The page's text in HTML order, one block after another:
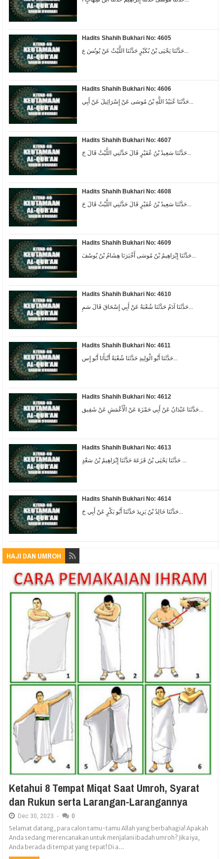
Hadits Shahih Bukhari No: 4605
Hadits Shahih Bukhari No: 4606
حَدَّثَنَا عُبَيْدُ اللَّهِ بْنُ مُوسَى عَنْ إِسْرَائِيلَ عَنْ أَبِي...
Hadits Shahih Bukhari No: 4607
حَدَّثَنَا سَعِيدُ بْنُ عُفَيْرٍ قَالَ حَدَّثَنِي اللَّيْثُ قَالَ حَ...
Hadits Shahih Bukhari No: 4608
حَدَّثَنَا سَعِيدُ بْنُ عُفَيْرٍ قَالَ حَدَّثَنِي اللَّيْثُ قَالَ حَ...
Hadits Shahih Bukhari No: 4609
حَدَّثَنَا إِبْرَاهِيمُ بْنُ مُوسَى أَخْبَرَنَا هِشَامُ بْنُ يُوسُفَ...
Hadits Shahih Bukhari No: 4610
حَدَّثَنَا آدَمُ حَدَّثَنَا شُعْبَةُ عَنْ أَبِي إِسْحَاقَ قَالَ سَمِ...
Hadits Shahih Bukhari No: 4611
Hadits Shahih Bukhari No: 4612
Hadits Shahih Bukhari No: 4613
حَدَّثَنَا يَحْيَى بْنُ قَزَعَةَ حَدَّثَنَا إِبْرَاهِيمُ بْنُ سَعْدٍ ...
Hadits Shahih Bukhari No: 4614
حَدَّثَنَا خَالِدُ بْنُ يَزِيدَ حَدَّثَنَا أَبُو بَكْرٍ عَنْ أَبِي حَ...
HAJI DAN UMROH
Ketahui 8 Tempat Miqat Saat Umroh, Syarat
dan Rukun serta Larangan-Larangannya
Dec 30, 2023 - 0
Selamat datang, para calon tamu-tamu Allah yang berbahagia! Apakah
Anda sedang merencanakan untuk menjalani ibadah umroh? Jika iya,
Anda berada di tempat yang tepat! Di a...